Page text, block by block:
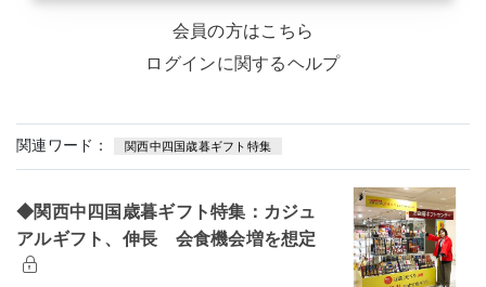
会員の方はこちら
ログインに関するヘルプ
関連ワード： 関西中四国歳暮ギフト特集
◆関西中四国歳暮ギフト特集：カジュ
アルギフト、伸長 会食機会増を想定